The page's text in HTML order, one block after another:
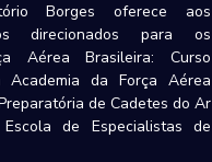
Borges oferece aos
direcionados para os
Aérea Brasileira: Curso
Academia da Força Aérea
de Cadetes do Ar
de Especialistas de